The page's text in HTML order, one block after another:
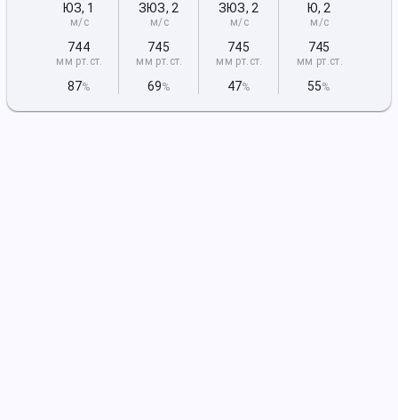
ЮЗ, 1
м/с
744
мм рт.ст.
87%
ЗЮЗ, 2
м/с
745
мм рт.ст.
69%
ЗЮЗ, 2
м/с
745
мм рт.ст.
47%
Ю, 2
м/с
745
мм рт.ст.
55%